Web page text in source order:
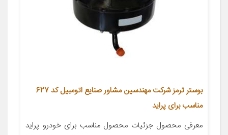
بوستر ترمز شرکت مهندسین مشاور صنایع اتومبیل کد 627
مناسب برای پراید
معرفی محصول جزئیات محصول مناسب برای خودرو پراید